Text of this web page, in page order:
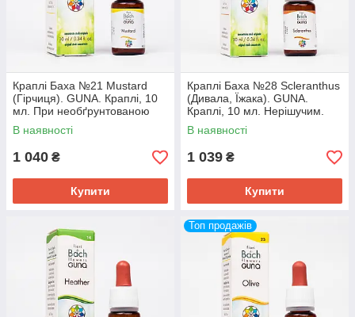
Краплі Баха №21 Mustard
(Гірчиця). GUNA. Краплі, 10
мл. При необґрунтованою
смутку, печалі і смутку
В наявності
1 040 ₴
Купити
Краплі Баха №28 Scleranthus
(Дивала, Їжака). GUNA.
Краплі, 10 мл. Нерішучим.
При невизначеності
В наявності
1 039 ₴
Купити
Топ продажів